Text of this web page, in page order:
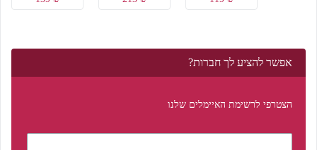
אפשר להציע לך חברות?
הצטרפי לרשימת האיימלים שלנו